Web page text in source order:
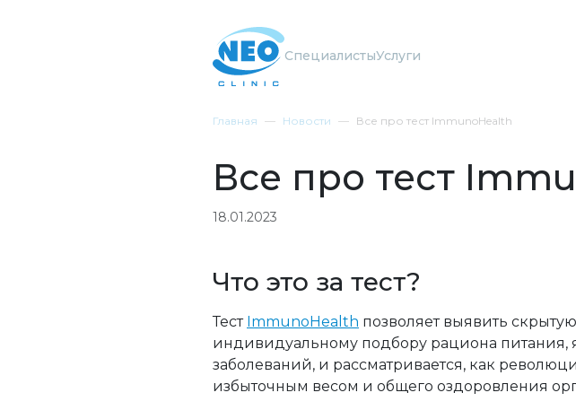
СпециалистыУслуги
Главная Новости Все про тест ImmunoHealth
Все про тест
18.01.2023
Что это за тест?
Тест ImmunoHealth позволяет выявить
индивидуальному подбору рациона
заболеваний, и рассматривается, как
избыточным весом и общего оздоровления